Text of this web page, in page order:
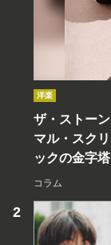
洋楽
ザ・ストー
マル・スク
ックの金字
コラム